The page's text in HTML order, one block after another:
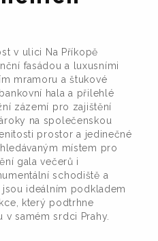
v ulici Na Příkopě
fasádou a luxusními
mramoru a štukové
hala a přilehlé
zázemí pro zajištění
na společenskou
prostor a jedinečné
místem pro
gala večerů i
schodiště a
ideálním podkladem
který podtrhne
v samém srdci Prahy.